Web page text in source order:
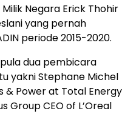
Negara Erick Thohir
yang pernah
periode 2015-2020.
dua pembicara
yakni Stephane Michel
& Power at Total Energy
Group CEO of L’Oreal